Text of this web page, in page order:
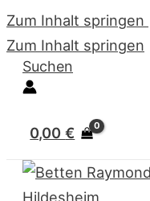
Zum Inhalt springen
Zum Inhalt springen
Suchen
0,00€